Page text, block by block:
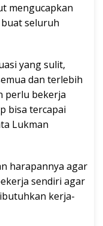
mengucapkan
seluruh
yang sulit,
dan terlebih
perlu bekerja
bisa tercapai
Lukman
harapannya agar
sendiri agar
kerja-